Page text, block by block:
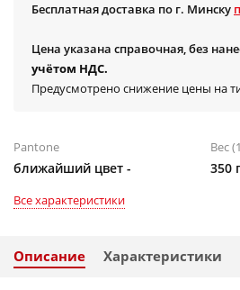
Бесплатная доставка по г. Минску
Цена указана справочная, без
учётом НДС.
Предусмотрено снижение цены на
Pantone
ближайший цвет -
Вес
350 г
Все характеристики
Описание Характеристики